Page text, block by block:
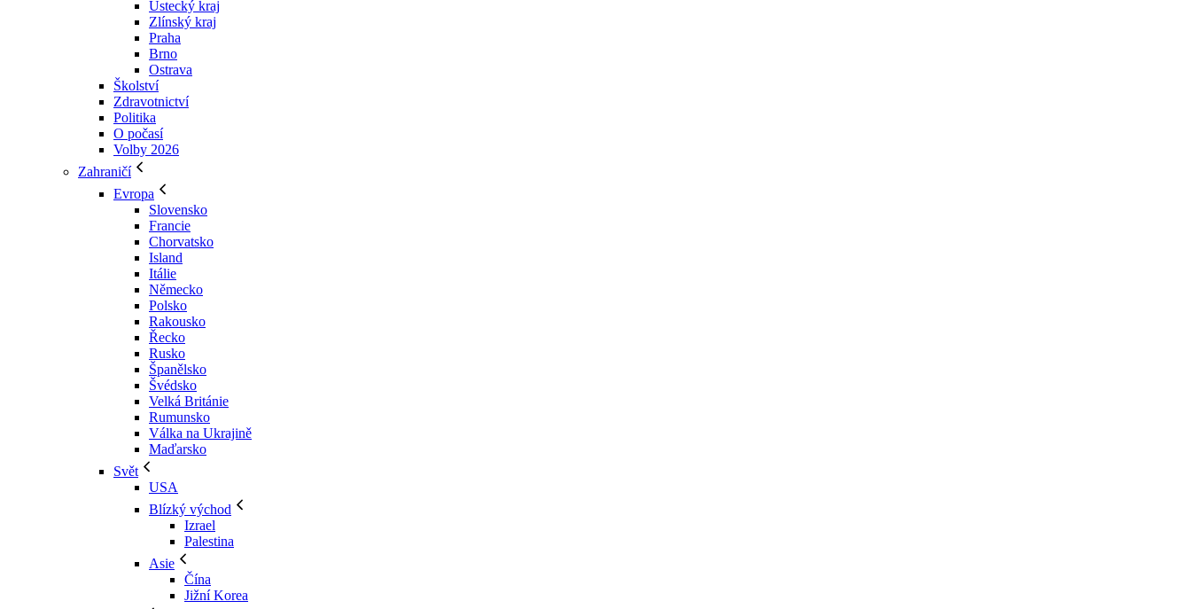
Ústecký kraj
Zlínský kraj
Praha
Brno
Ostrava
Školství
Zdravotnictví
Politika
O počasí
Volby 2026
Zahraničí
Evropa
Slovensko
Francie
Chorvatsko
Island
Itálie
Německo
Polsko
Rakousko
Řecko
Rusko
Španělsko
Švédsko
Velká Británie
Rumunsko
Válka na Ukrajině
Maďarsko
Svět
USA
Blízký východ
Izrael
Palestina
Asie
Čína
Jižní Korea